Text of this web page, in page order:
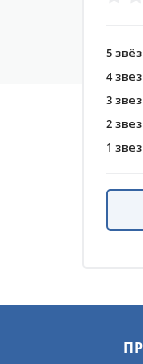
5
4
3
2
1